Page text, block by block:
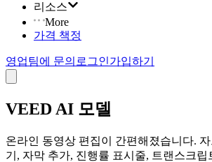
리소스
More
가격 책정
영업팀에 문의 로그인가입하기
VEED AI 모델
온라인 동영상 편집이 간편해졌습니다.
기, 자막 추가, 진행률 표시줄, 트랜스크립